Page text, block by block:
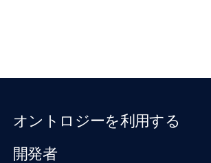
オントロジーを利用する
開発者